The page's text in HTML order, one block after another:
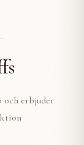
och erbjuder